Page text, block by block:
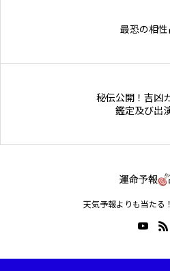
最恐の相性
秘伝公開！吉凶
鑑定及び出
天気予報よりも当たる